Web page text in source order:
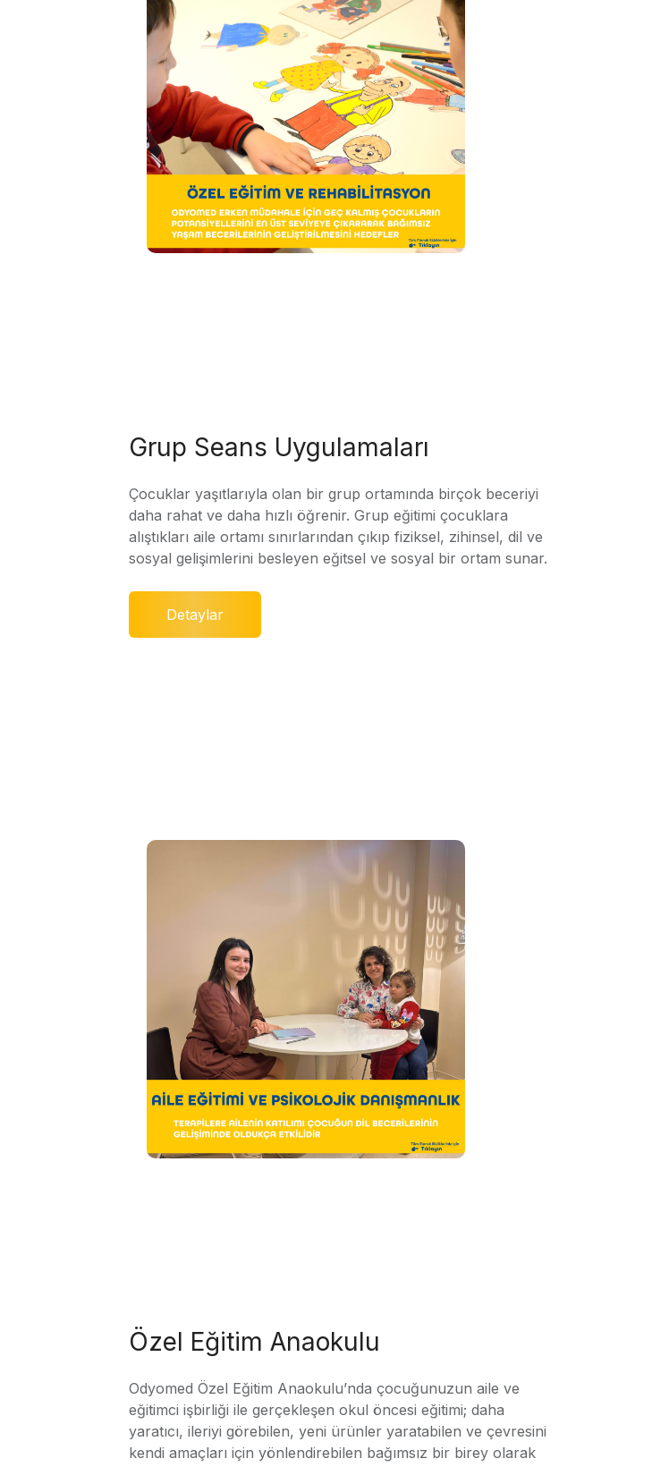
Grup Seans Uygulamaları
Çocuklar yaşıtlarıyla olan bir grup ortamında birçok beceriyi
daha rahat ve daha hızlı öğrenir. Grup eğitimi çocuklara
alıştıkları aile ortamı sınırlarından çıkıp fiziksel, zihinsel, dil ve
sosyal gelişimlerini besleyen eğitsel ve sosyal bir ortam sunar.
Detaylar
Özel Eğitim Anaokulu
Odyomed Özel Eğitim Anaokulu’nda çocuğunuzun aile ve
eğitimci işbirliği ile gerçekleşen okul öncesi eğitimi; daha
yaratıcı, ileriyi görebilen, yeni ürünler yaratabilen ve çevresini
kendi amaçları için yönlendirebilen bağımsız bir birey olarak